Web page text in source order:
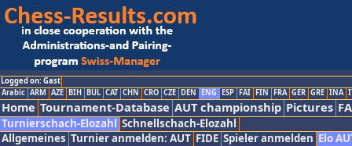
Logged on: Gast
Arabic ARM AZE BIH BUL CAT CHN CRO CZE DEN ENG ESP FAI FIN FRA GER GRE INA
Home Tournament-Database AUT championship Pictures
Turnierschach-Elozahl Schnellschach-Elozahl
Allgemeines Turnier anmelden: AUT FIDE Spieler anmelden Elo